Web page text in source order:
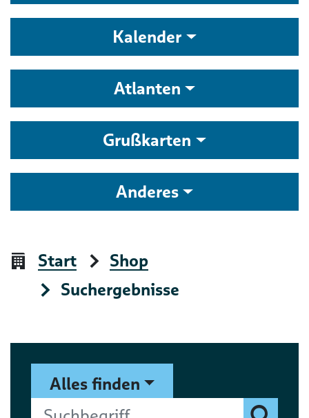
Kalender
Atlanten
Grußkarten
Anderes
Start
Shop
Suchergebnisse
Suchformular
Alles finden
Suchbegriff